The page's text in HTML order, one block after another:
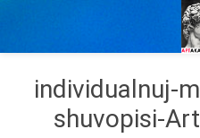
individualnuj-
shuvopisi-